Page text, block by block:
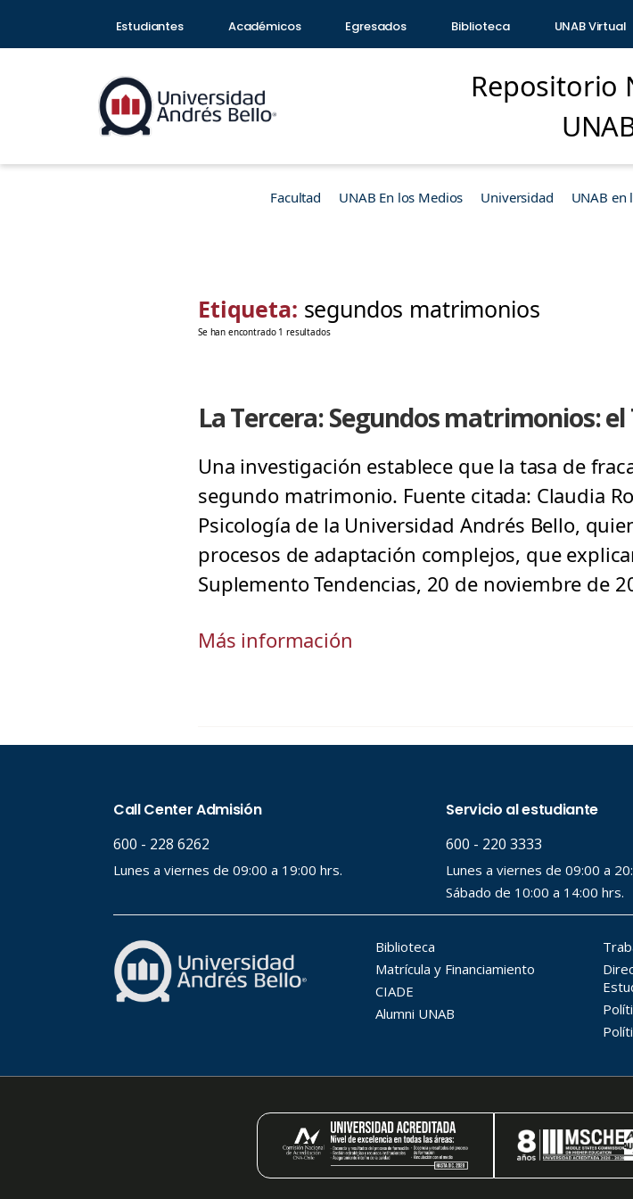
Estudiantes Académicos Egresados Biblioteca UNAB Virtual
Repositorio
Facultad UNAB En los Medios Universidad UNAB en
Etiqueta: segundos matrimonios
Se han encontrado 1 resultados
La Tercera: Segundos matrimonios:
Una investigación establece que la tasa de
segundo matrimonio. Fuente citada: Claudia
Psicología de la Universidad Andrés Bello,
procesos de adaptación complejos, que
Suplemento Tendencias, 20 de noviembre de
Más información